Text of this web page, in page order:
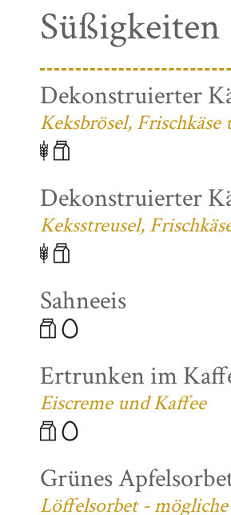
Süßigkeiten
Dekonstruierter
Keksbrösel, Frischkäse
Dekonstruierter
Keksstreusel,
Sahneeis
Ertrunken im
Eiscreme und Kaffee
Grünes
Löffelsorbet -